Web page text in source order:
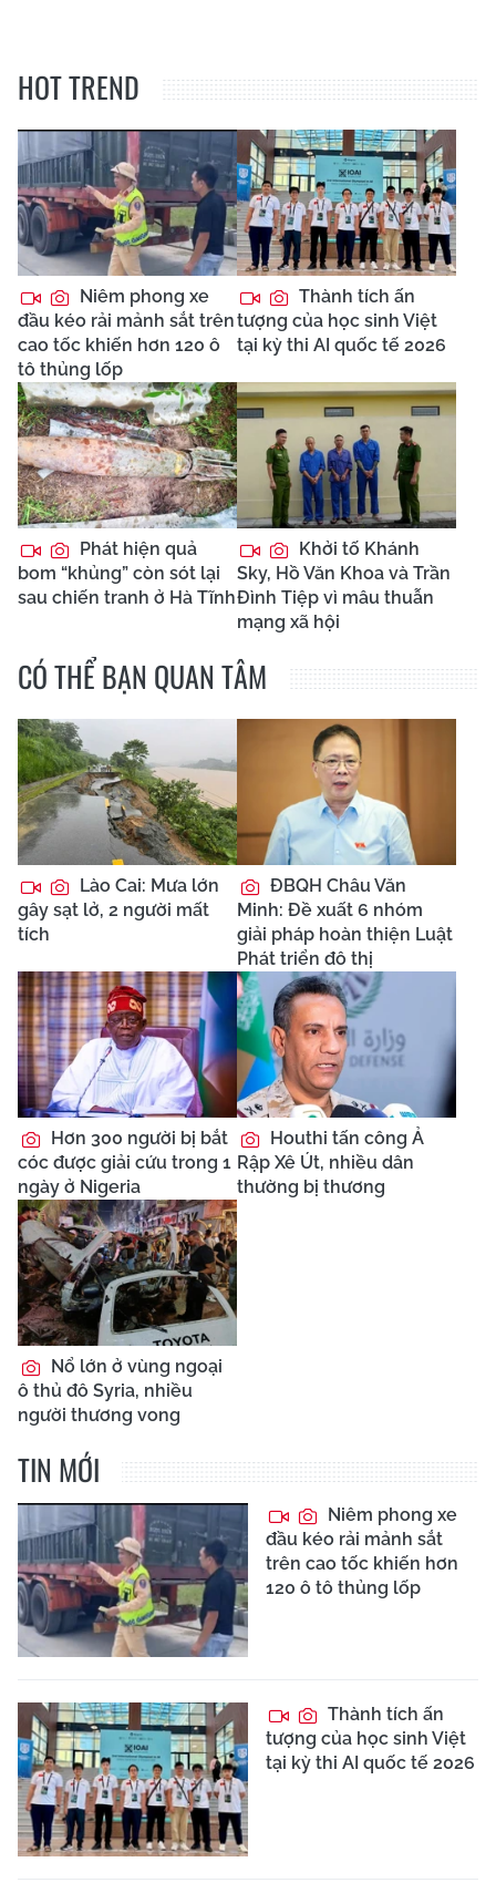
HOT TREND
Niêm phong xe
đầu kéo rải mảnh sắt trên
cao tốc khiến hơn 120 ô
tô thủng lốp
Thành tích ấn
tượng của học sinh Việt
tại kỳ thi AI quốc tế 2026
Phát hiện quả
bom “khủng” còn sót lại
sau chiến tranh ở Hà Tĩnh
Khởi tố Khánh
Sky, Hồ Văn Khoa và Trần
Đình Tiệp vì mâu thuẫn
mạng xã hội
CÓ THỂ BẠN QUAN TÂM
Lào Cai: Mưa lớn
gây sạt lở, 2 người mất
tích
ĐBQH Châu Văn
Minh: Đề xuất 6 nhóm
giải pháp hoàn thiện Luật
Phát triển đô thị
Hơn 300 người bị bắt
cóc được giải cứu trong 1
ngày ở Nigeria
Houthi tấn công Ả
Rập Xê Út, nhiều dân
thường bị thương
Nổ lớn ở vùng ngoại
ô thủ đô Syria, nhiều
người thương vong
TIN MỚI
Niêm phong xe
đầu kéo rải mảnh sắt
trên cao tốc khiến hơn
120 ô tô thủng lốp
Thành tích ấn
tượng của học sinh Việt
tại kỳ thi AI quốc tế 2026